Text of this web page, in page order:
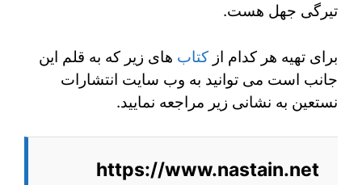
تیرگی جهل هست.
برای تهیه هر کدام از کتاب های زیر که به قلم این
جانب است می توانید به وب سایت انتشارات
نستعین به نشانی زیر مراجعه نمایید.
https://www.nastain.net